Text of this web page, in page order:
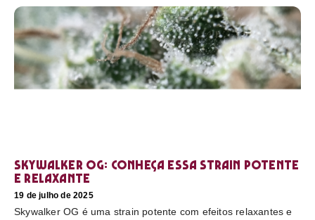
Skywalker OG: conheça essa strain potente
e relaxante
19 de julho de 2025
Skywalker OG é uma strain potente com efeitos relaxantes e